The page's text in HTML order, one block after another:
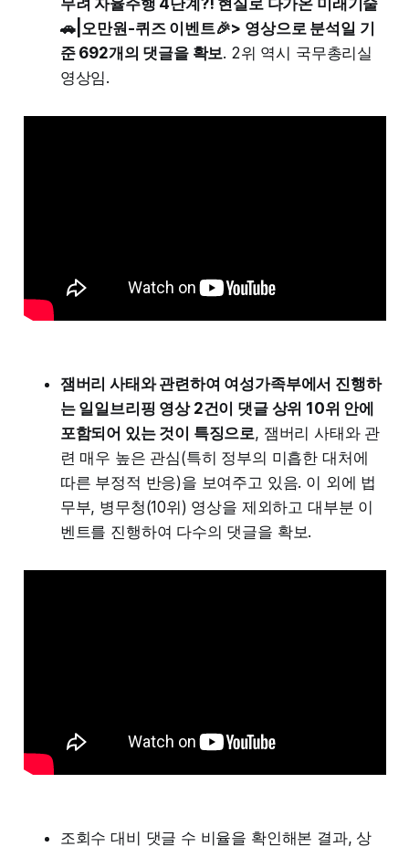
무려 자율주행 4단계?! 현실로 다가온 미래기술
🚗|오만원-퀴즈 이벤트🎉> 영상으로 분석일 기
준 692개의 댓글을 확보. 2위 역시 국무총리실
영상임.
잼버리 사태와 관련하여 여성가족부에서 진행하
는 일일브리핑 영상 2건이 댓글 상위 10위 안에
포함되어 있는 것이 특징으로, 잼버리 사태와 관
련 매우 높은 관심(특히 정부의 미흡한 대처에
따른 부정적 반응)을 보여주고 있음. 이 외에 법
무부, 병무청(10위) 영상을 제외하고 대부분 이
벤트를 진행하여 다수의 댓글을 확보.
조회수 대비 댓글 수 비율을 확인해본 결과, 상